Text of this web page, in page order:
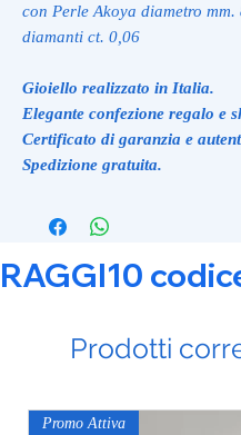
con Perle Akoya diametro mm.
diamanti ct. 0,06
Gioiello realizzato in Italia.
Elegante confezione regalo e
Certificato di garanzia e
Spedizione gratuita.
RAGGI10
Prodotti
Promo Attiva